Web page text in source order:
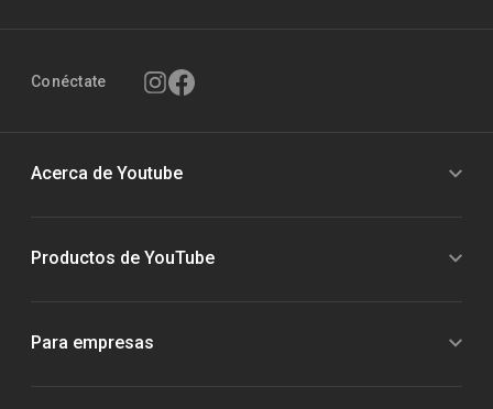
Conéctate
Acerca de Youtube
Productos de YouTube
Para empresas